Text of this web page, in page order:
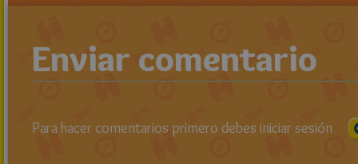
Enviar comentario
Para hacer comentarios primero debes iniciar sesión